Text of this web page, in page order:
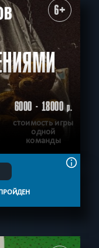
6+
6000 - 18000р.
стоимость игры
одной
команды